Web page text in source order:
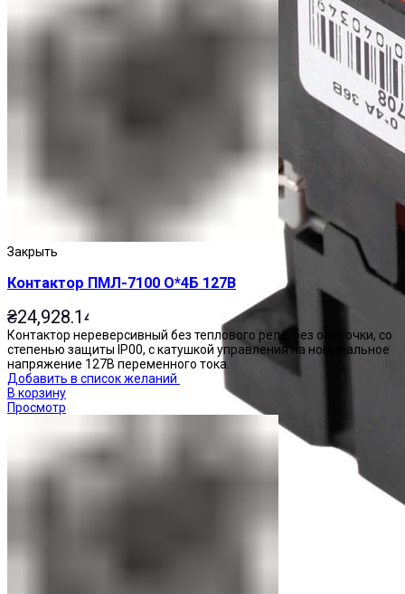
Закрыть
Контактор ПМЛ-7100 О*4Б 127В
₴24,928.14
Контактор нереверсивный без теплового реле, без оболочки, со
степенью защиты IP00, с катушкой управления на номинальное
напряжение 127В переменного тока.
Добавить в список желаний
В корзину
Просмотр